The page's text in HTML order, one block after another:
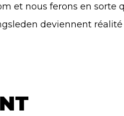
et nous ferons en sorte
deviennent réalité